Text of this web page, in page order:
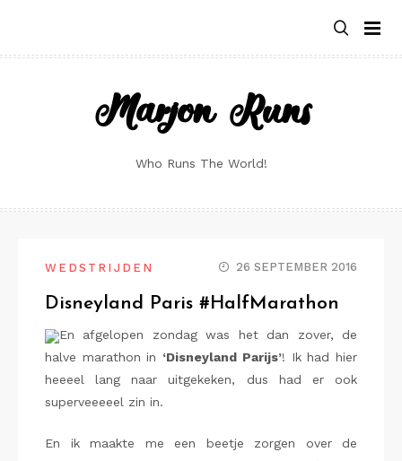
content
Marjon Runs
Who Runs The World!
WEDSTRIJDEN 26 SEPTEMBER 2016
Disneyland Paris #HalfMarathon
En afgelopen zondag was het dan zover, de
halve marathon in ‘Disneyland Parijs’! Ik had hier
heeeel lang naar uitgekeken, dus had er ook
superveeeeel zin in.
En ik maakte me een beetje zorgen over de